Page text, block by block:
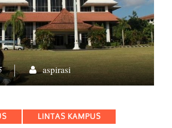
aspirasi
LINTAS KAMPUS